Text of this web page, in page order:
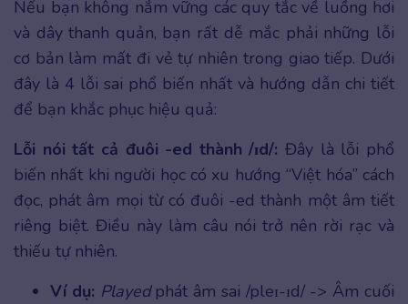
Nếu bạn không nắm vững các quy tắc về luồng hơi
và dây thanh quản, bạn rất dễ mắc phải những lỗi
cơ bản làm mất đi vẻ tự nhiên trong giao tiếp. Dưới
đây là 4 lỗi sai phổ biến nhất và hướng dẫn chi tiết
để bạn khắc phục hiệu quả:
Lỗi nói tất cả đuôi -ed thành /ɪd/:Đây là lỗi phổ
biến nhất khi người học có xu hướng “Việt hóa” cách
đọc, phát âm mọi từ có đuôi -ed thành một âm tiết
riêng biệt. Điều này làm câu nói trở nên rời rạc và
thiếu tự nhiên.
Ví dụ: Playedphát âm sai /pleɪ-ɪd/ -> Âm cuối